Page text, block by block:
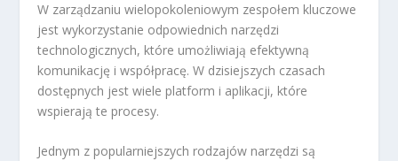
W zarządzaniu wielopokoleniowym zespołem kluczowe
jest wykorzystanie odpowiednich narzędzi
technologicznych, które umożliwiają efektywną
komunikację i współpracę. W dzisiejszych czasach
dostępnych jest wiele platform i aplikacji, które
wspierają te procesy.
Jednym z popularniejszych rodzajów narzędzi są